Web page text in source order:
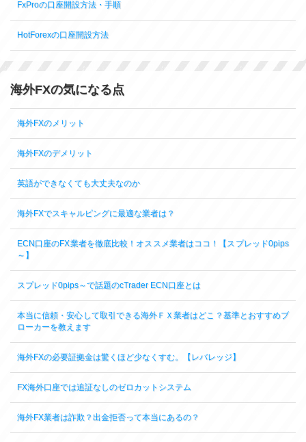
FxProの口座開設方法・手順
HotForexの口座開設方法
海外FXの気になる点
海外FXのメリット
海外FXのデメリット
英語ができなくても大丈夫なのか
海外FXでスキャルピングに最適な業者は？
ECN口座のFX業者を徹底比較！オススメ業者はココ！【スプレッド0pips
～】
スプレッド0pips～で話題のcTrader ECN口座とは
本当に信頼・安心して取引できる海外ＦＸ業者はどこ？基準とおすすめブ
ローカーを教えます
海外FXの必要証拠金は驚くほど少なくすむ。【レバレッジ】
FX海外口座では追証なしのゼロカットシステム
海外FX業者は詐欺？出金拒否って本当にあるの？